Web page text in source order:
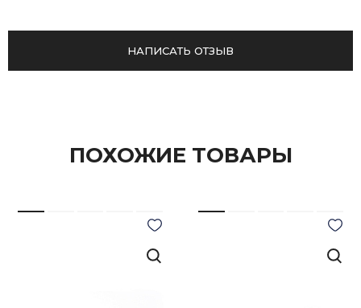
НАПИСАТЬ ОТЗЫВ
ПОХОЖИЕ ТОВАРЫ